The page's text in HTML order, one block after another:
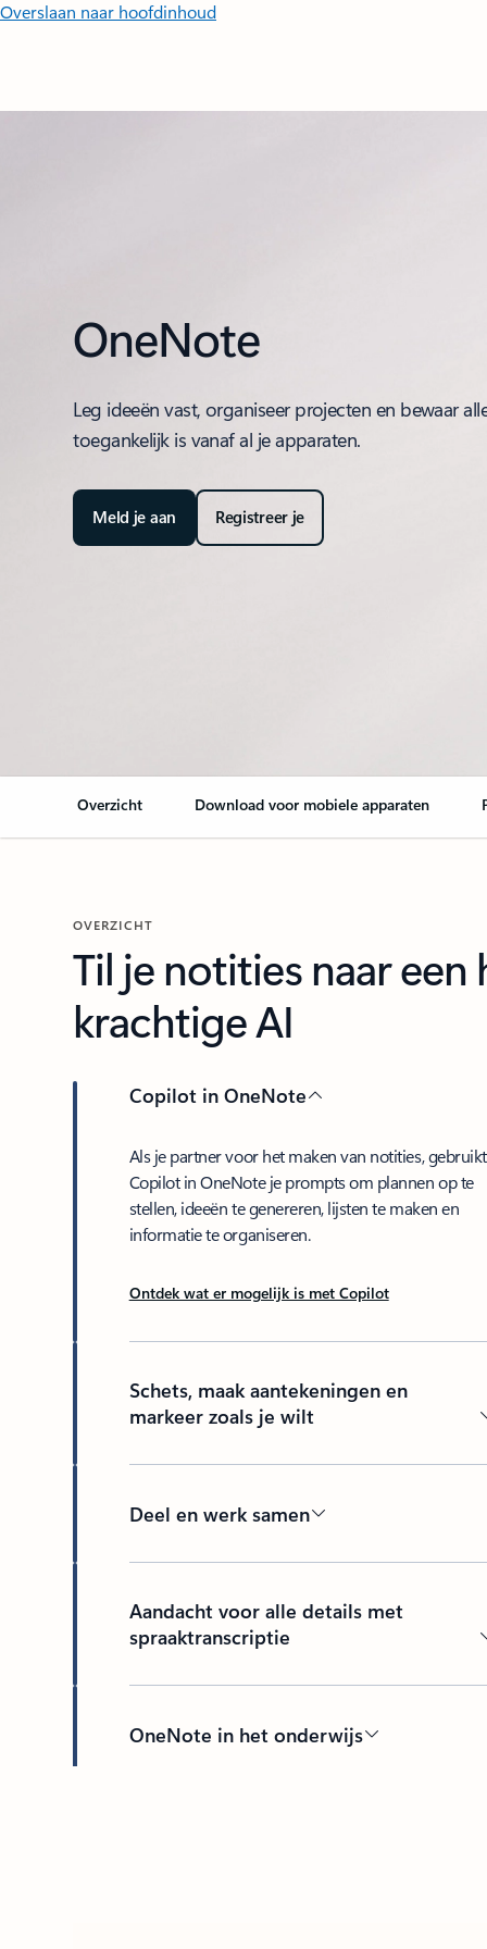
Overslaan naar hoofdinhoud
OneNote
Leg ideeën vast, organiseer projecten en bewaar
toegankelijk is vanaf al je apparaten.
Meld je aan Registreer je
Overzicht Download voor mobiele apparaten
OVERZICHT
Til je notities naar
krachtige AI
Copilot in OneNote
Als je partner voor het maken van notities, gebruikt
Copilot in OneNote je prompts om plannen op te
stellen, ideeën te genereren, lijsten te maken en
informatie te organiseren.
Ontdek wat er mogelijk is met Copilot
Schets, maak aantekeningen en
markeer zoals je wilt
Deel en werk samen
Aandacht voor alle details met
spraaktranscriptie
OneNote in het onderwijs